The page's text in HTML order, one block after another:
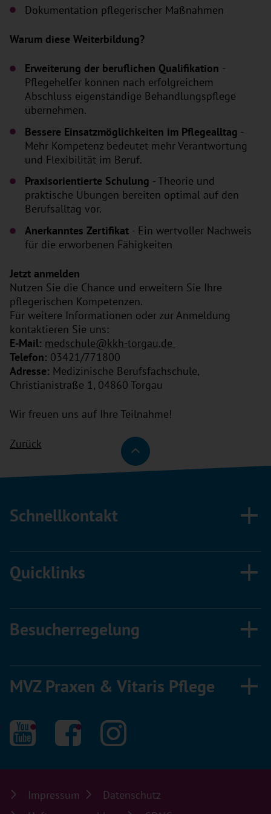
Dokumentation pflegerischer Maßnahmen
Warum diese Weiterbildung?
Erweiterung der beruflichen Qualifikation -
Pflegehelfer können nach erfolgreichem
Abschluss eigenständige Behandlungspflege
übernehmen.
Bessere Einsatzmöglichkeiten im Pflegealltag -
Mehr Kompetenz bedeutet mehr Verantwortung
und Flexibilität im Beruf.
Praxisorientierte Schulung - Theorie und
praktische Übungen bereiten optimal auf den
Berufsalltag vor.
Anerkanntes Zertifikat - Ein wertvoller Nachweis
für die erworbenen Fähigkeiten
Jetzt anmelden
Nutzen Sie die Chance und erweitern Sie Ihre
pflegerischen Kompetenzen.
Für weitere Informationen oder zur Anmeldung
kontaktieren Sie uns:
E-Mail: medschule@kkh-torgau.de
Telefon: 03421/771800
Adresse: Medizinische Berufsfachschule,
Christianistraße 1, 04860 Torgau
Wir freuen uns auf Ihre Teilnahme!
Zurück
Schnellkontakt
Quicklinks
Besucherregelung
MVZ Praxen & Vitaris Pflege
Impressum
Datenschutz